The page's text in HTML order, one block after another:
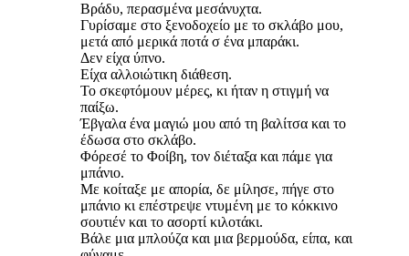
Βράδυ, περασμένα μεσάνυχτα.
Γυρίσαμε στο ξενοδοχείο με το σκλάβο μου,
μετά από μερικά ποτά σ ένα μπαράκι.
Δεν είχα ύπνο.
Είχα αλλοιώτικη διάθεση.
Το σκεφτόμουν μέρες, κι ήταν η στιγμή να
παίξω.
Έβγαλα ένα μαγιώ μου από τη βαλίτσα και το
έδωσα στο σκλάβο.
Φόρεσέ το Φοίβη, τον διέταξα και πάμε για
μπάνιο.
Με κοίταξε με απορία, δε μίλησε, πήγε στο
μπάνιο κι επέστρεψε ντυμένη με το κόκκινο
σουτιέν και το ασορτί κιλοτάκι.
Βάλε μια μπλούζα και μια βερμούδα, είπα, και